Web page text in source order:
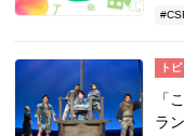
ト
「
ラ